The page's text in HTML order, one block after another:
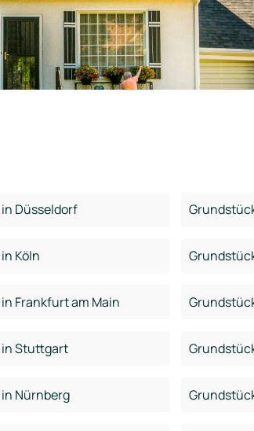
Düsseldorf
Köln
Frankfurt am Main
in Stuttgart
Nürnberg